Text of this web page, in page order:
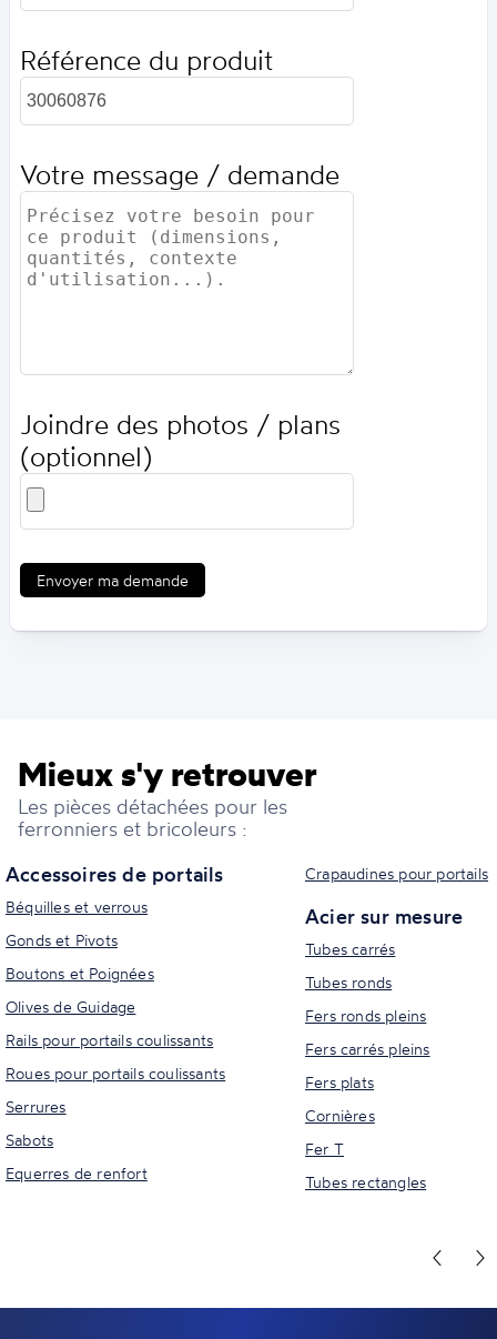
Référence du produit
Votre message / demande
Joindre des photos / plans
(optionnel)
Envoyer ma demande
Mieux s'y retrouver
Les pièces détachées pour les
ferronniers et bricoleurs :
Accessoires de portails
Béquilles et verrous
Gonds et Pivots
Boutons et Poignées
Olives de Guidage
Rails pour portails coulissants
Roues pour portails coulissants
Serrures
Sabots
Equerres de renfort
Crapaudines pour portails
Acier sur mesure
Tubes carrés
Tubes ronds
Fers ronds pleins
Fers carrés pleins
Fers plats
Cornières
Fer T
Tubes rectangles